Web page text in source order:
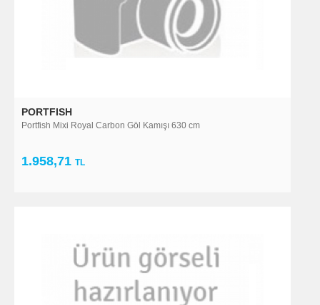
PORTFISH
Portfish Mixi Royal Carbon Göl Kamışı 630 cm
1.958,71 TL